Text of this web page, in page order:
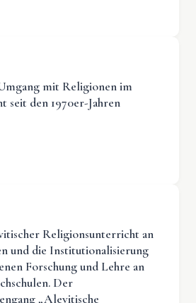
mit Religionen im
seit den 1970er-Jahren
Religionsunterricht an
und die Institutionalisierung
Forschung und Lehre an
Der
„Alevitische